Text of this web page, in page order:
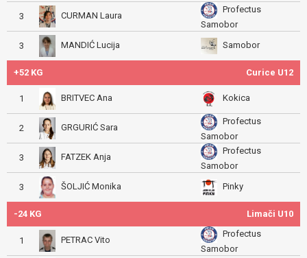
3 CURMAN Laura
Profectus
Samobor
3 MANDIĆ Lucija Samobor
+52 KG Curice U12
1 BRITVEC Ana Kokica
2 GRGURIĆ Sara
Profectus
Samobor
3 FATZEK Anja
Profectus
Samobor
3 ŠOLJIĆ Monika Pinky
-24 KG Limači U10
1 PETRAC Vito
Profectus
Samobor